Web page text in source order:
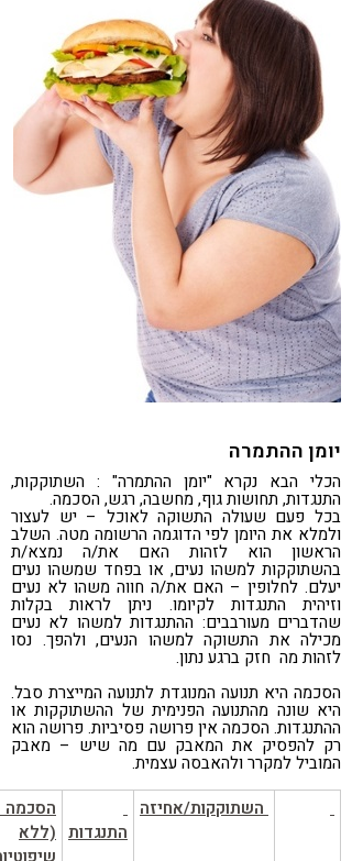
יומן ההתמרה
הכלי הבא נקרא "יומן ההתמרה" : השתוקקות,
התנגדות, תחושות גוף, מחשבה, רגש, הסכמה.
בכל פעם שעולה התשוקה לאוכל – יש לעצור
ולמלא את היומן לפי הדוגמה הרשומה מטה. השלב
הראשון הוא לזהות האם את/ה נמצא/ת
בהשתוקקות למשהו נעים, או בפחד שמשהו נעים
יעלם. לחלופין – האם את/ה חווה משהו לא נעים
וזיהית התנגדות לקיומו. ניתן לראות בקלות
שהדברים מעורבבים: ההתנגדות למשהו לא נעים
מכילה את התשוקה למשהו הנעים, ולהפך. נסו
לזהות מה חזק ברגע נתון.
הסכמה היא תנועה המנוגדת לתנועה המייצרת סבל.
היא שונה מהתנועה הפנימית של ההשתוקקות או
ההתנגדות. הסכמה אין פרושה פסיביות. פרושה הוא
רק להפסיק את המאבק עם מה שיש – מאבק
המוביל למקרר ולהאבסה עצמית.
השתוקקות/אחיזה
התנגדות
הסכמה
(ללא